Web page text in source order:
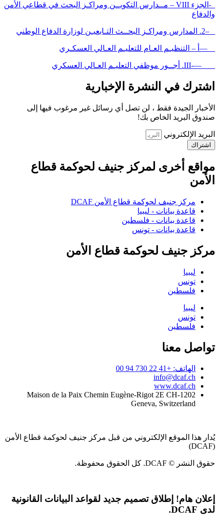
-الجزء VIII – مــدارس التكويــن ومراكـز البحث في قطاعي الأمن
والدفاع
–2. المدارس ومراكـز البحــث التـابعيـن لوزارة الدفاع الوطني
—أ – التنظيـم العـام للتعليـم العـالي العسكـري
—-III. أجــور موظفي التعليـم العـالي العسكري
اشترك في النشرة الإخبارية
الأخبار الجيدة فقط ، لن تصل أي رسائل غير مرغوب فيها إلى
صندوق البريد الخاص بك!
البريد الإلكتروني
اشتراك
مواقع أخرى لمركز جنيف لحوكمة قطاع
الأمن
مركز جنيف لحوكمة قطاع الأمن DCAF
قاعدة بيانات - ليبيا
قاعدة بيانات - فلسطين
قاعدة بيانات - تونس
مركز جنيف لحوكمة قطاع الأمن
ليبيا
تونس
فلسطين
ليبيا
تونس
فلسطين
تواصل معنا
الهاتف: +41 22 730 94 00
info@dcaf.ch
www.dcaf.ch
Maison de la Paix Chemin Eugène-Rigot 2E CH-1202
Geneva, Switzerland
يُدار هذا الموقع الإلكتروني من قبل مركز جنيف لحوكمة قطاع الأمن
(DCAF)
حقوق النشر © DCAF. كل الحقوق محفوظة.
إعلان هام! إطلاق تصميم جديد لقواعد البيانات القانونية
لدى DCAF.